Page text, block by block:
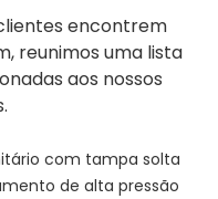
encontrem
reunimos uma lista
aos nossos
com tampa solta
de alta pressão